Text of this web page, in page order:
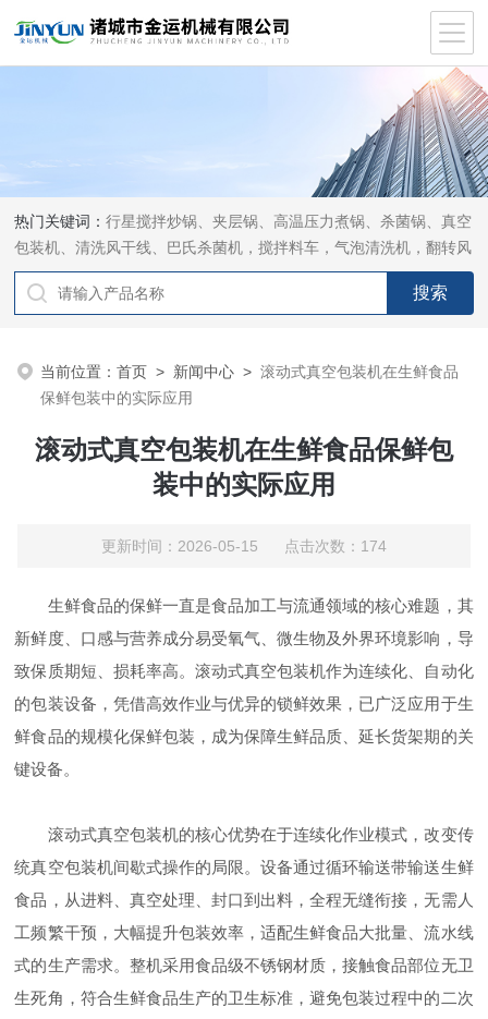
热门关键词：行星搅拌炒锅、夹层锅、高温压力煮锅、杀菌锅、真空
包装机、清洗风干线、巴氏杀菌机，搅拌料车，气泡清洗机，翻转风
干机
当前位置：首页 > 新闻中心 >滚动式真空包装机在生鲜食品
保鲜包装中的实际应用
滚动式真空包装机在生鲜食品保鲜包
装中的实际应用
更新时间：2026-05-15 点击次数：174
生鲜食品的保鲜一直是食品加工与流通领域的核心难题，其
新鲜度、口感与营养成分易受氧气、微生物及外界环境影响，导
致保质期短、损耗率高。滚动式真空包装机作为连续化、自动化
的包装设备，凭借高效作业与优异的锁鲜效果，已广泛应用于生
鲜食品的规模化保鲜包装，成为保障生鲜品质、延长货架期的关
键设备。
滚动式真空包装机的核心优势在于连续化作业模式，改变传
统真空包装机间歇式操作的局限。设备通过循环输送带输送生鲜
食品，从进料、真空处理、封口到出料，全程无缝衔接，无需人
工频繁干预，大幅提升包装效率，适配生鲜食品大批量、流水线
式的生产需求。整机采用食品级不锈钢材质，接触食品部位无卫
生死角，符合生鲜食品生产的卫生标准，避免包装过程中的二次